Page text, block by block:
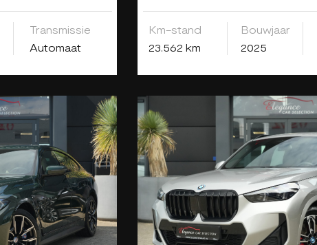
Transmissie
Automaat
Km-stand
23.562 km
Bouwjaar
2025